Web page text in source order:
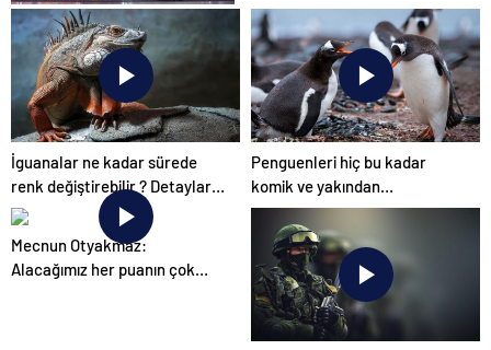
2026 Umre Fiyatları
İguanalar ne kadar sürede
renk değiştirebilir ? Detaylar
burada…
Penguenleri hiç bu kadar
komik ve yakından
görmemiştiniz
Mecnun Otyakmaz:
Alacağımız her puanın çok